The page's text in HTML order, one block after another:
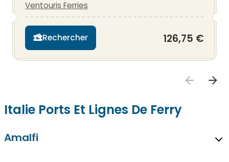
Ventouris Ferries
Rechercher 126,75 €
Italie Ports Et Lignes De Ferry
Amalfi